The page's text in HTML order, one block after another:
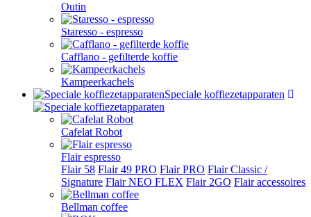
Outin
Staresso - espresso
Cafflano - gefilterde koffie
Kampeerkachels
Speciale koffiezetapparaten
Cafelat Robot
Flair espresso
Flair 58 Flair 49 PRO Flair PRO Flair Classic /
Signature Flair NEO FLEX Flair 2GO Flair accessoires
Bellman coffee